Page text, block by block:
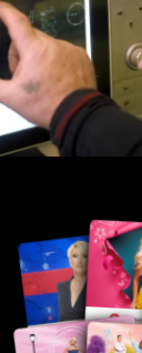
for
sites &
material